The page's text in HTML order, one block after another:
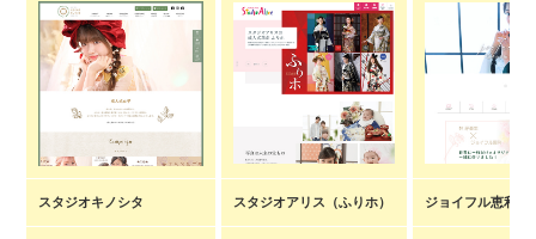
スタジオキノシタ スタジオアリス（ふりホ） ジョイフル恵利